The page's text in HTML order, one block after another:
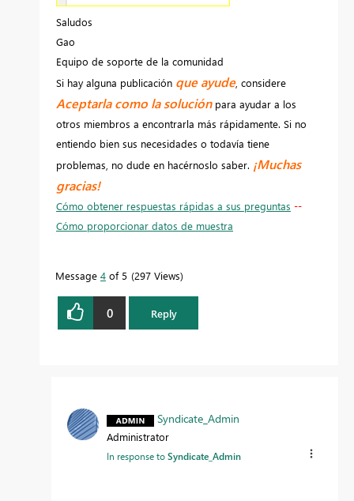
Saludos
Gao
Equipo de soporte de la comunidad
Si hay alguna publicación que ayude, considere
Aceptarla como la solución para ayudar a los
otros miembros a encontrarla más rápidamente. Si no
entiendo bien sus necesidades o todavía tiene
problemas, no dude en hacérnoslo saber. ¡Muchas
gracias!
Cómo obtener respuestas rápidas a sus preguntas --
Cómo proporcionar datos de muestra
Message 4 of 5 297 Views
0 Reply
Syndicate_Admin
Administrator
In response toSyndicate_Admin